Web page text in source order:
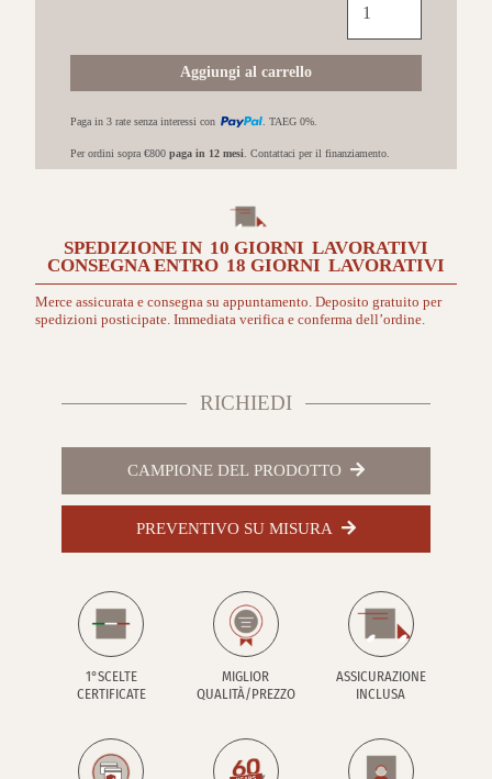
Amazzonia
45x90
Aggiungi al carrello
Paga in 3 rate senza interessi con . TAEG 0%.
Per ordini sopra €800 paga in 12 mesi . Contattaci per il finanziamento.
SPEDIZIONE IN 10 GIORNI LAVORATIVI
CONSEGNA ENTRO 18 GIORNI LAVORATIVI
Merce assicurata e consegna su appuntamento. Deposito gratuito per
spedizioni posticipate. Immediata verifica e conferma dell’ordine.
RICHIEDI
CAMPIONE DEL PRODOTTO
PREVENTIVO SU MISURA
1°SCELTE
CERTIFICATE
MIGLIOR
QUALITÀ/PREZZO
ASSICURAZIONE
INCLUSA